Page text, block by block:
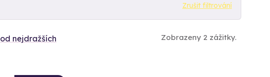
Zrušit filtrování
od nejdražších Zobrazeny 2 zážitky.